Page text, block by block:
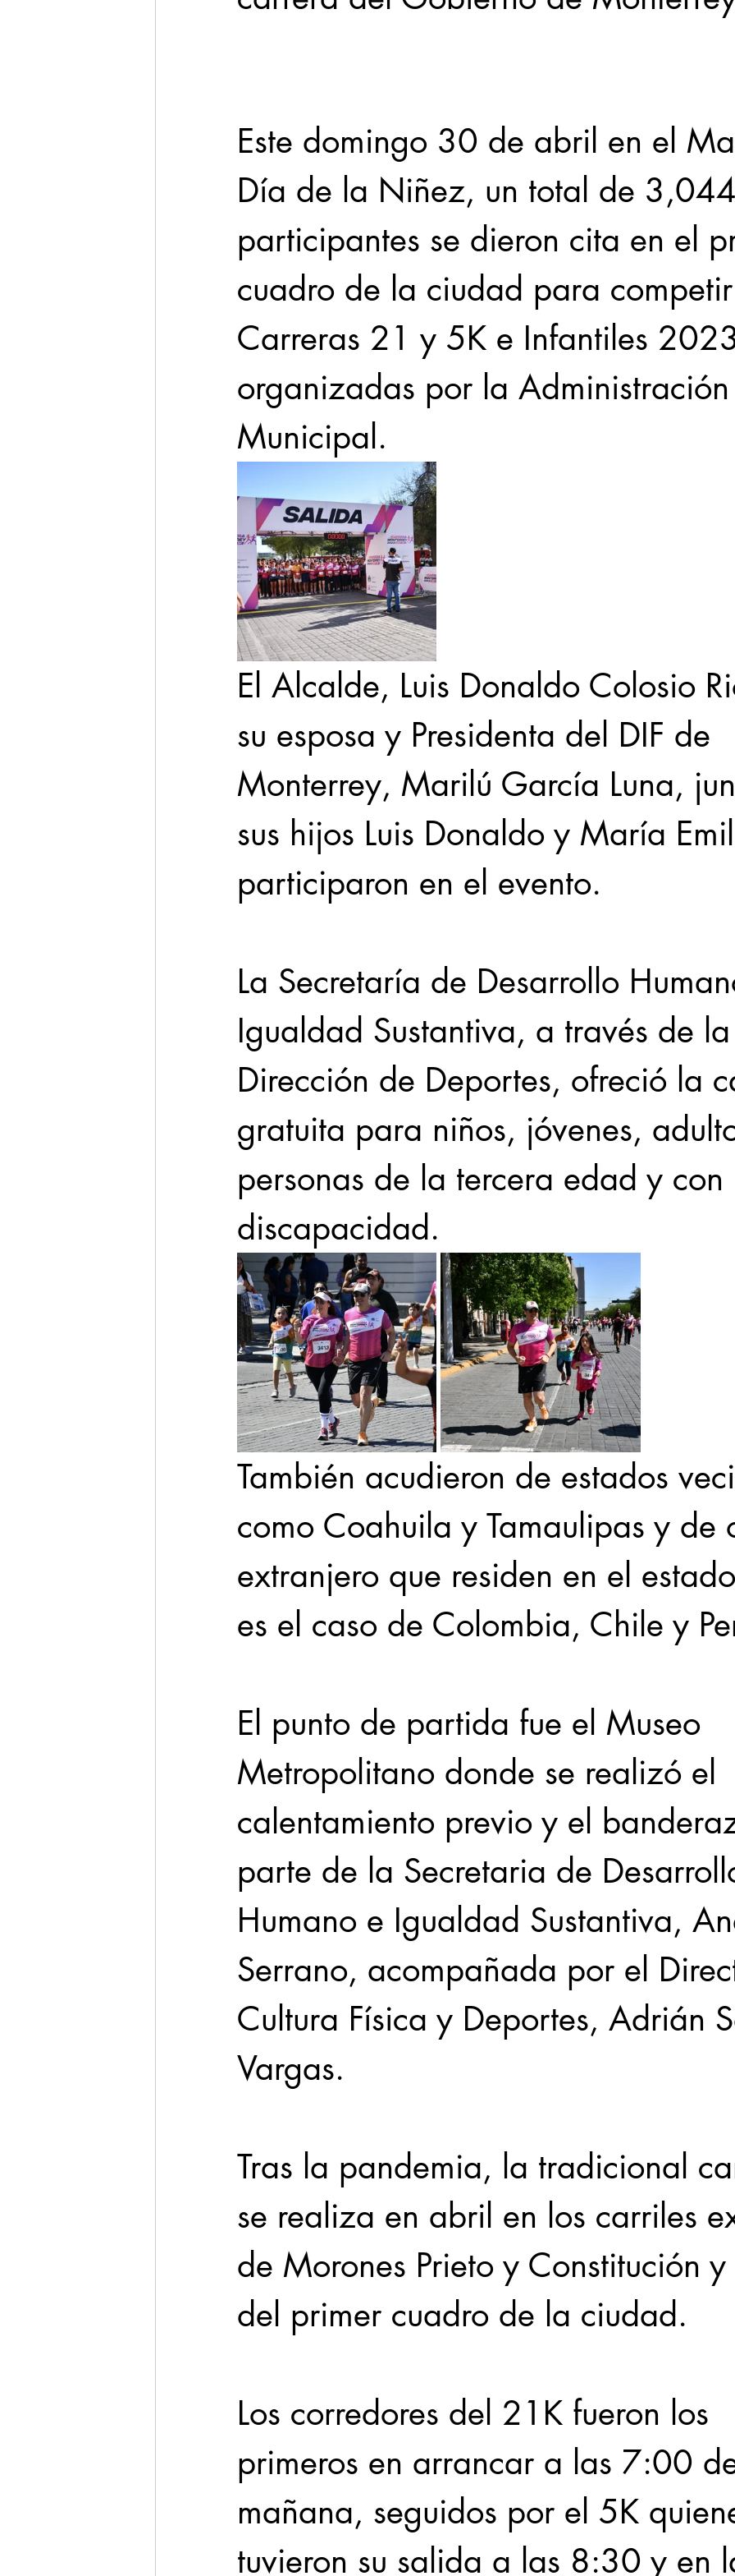
Seguridad 1 enero 31abr
Este domingo 30 de abril en el
Día de la Niñez, un total de
participantes se dieron cita en el
cuadro de la ciudad para
Carreras 21 y 5K e Infantiles
organizadas por la
Municipal.
El Alcalde, Luis Donaldo Colosio
su esposa y Presidenta del DIF de
Monterrey, Marilú García Luna,
sus hijos Luis Donaldo y María
participaron en el evento.
La Secretaría de Desarrollo
Igualdad Sustantiva, a través de
Dirección de Deportes, ofreció la
gratuita para niños, jóvenes,
personas de la tercera edad y con
discapacidad.
También acudieron de estados
como Coahuila y Tamaulipas y
extranjero que residen en el
es el caso de Colombia, Chile y
El punto de partida fue el Museo
Metropolitano donde se realizó el
calentamiento previo y el
parte de la Secretaria de
Humano e Igualdad Sustantiva,
Serrano, acompañada por el
Cultura Física y Deportes, Adrián
Vargas.
Tras la pandemia, la tradicional
se realiza en abril en los carriles
de Morones Prieto y Constitución
del primer cuadro de la ciudad.
Los corredores del 21K fueron los
primeros en arrancar a las 7:00
mañana, seguidos por el 5K
tuvieron su salida a las 8:30 y en